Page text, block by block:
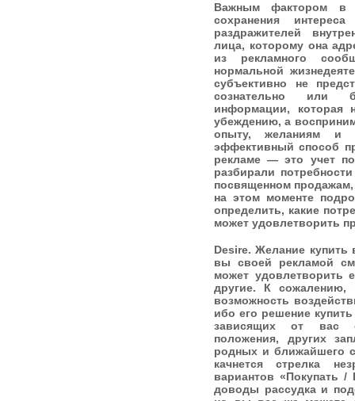
Важным фактором в
сохранения
раздражителей
лица, которому она
из рекламного
нормальной
субъективно не
сознательно или
информации, которая
убеждению, а
опыту, желаниям и
эффективный способ
рекламе — это учет
разбирали
посвященном продажам,
на этом моменте
определить, какие
может удовлетворить
Desire. Желание купить
вы своей рекламой
может удовлетворить
другие. К сожалению,
возможность
ибо его решение
зависящих от вас
положения, других
родных и ближайшего
качнется стрелка
вариантов «Покупать /
доводы рассудка и